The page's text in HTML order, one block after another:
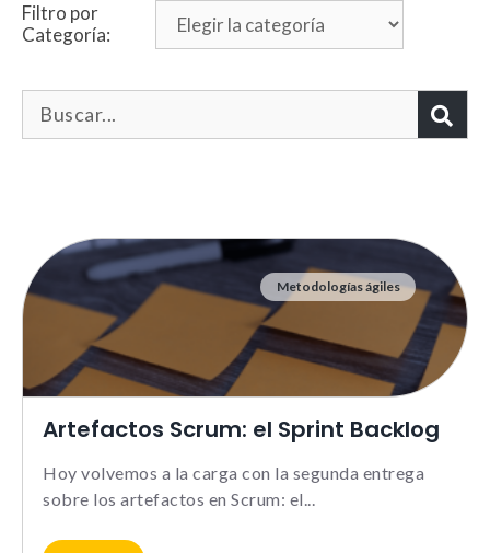
Filtro por
Categoría:
Metodologías ágiles
Artefactos Scrum: el Sprint Backlog
Hoy volvemos a la carga con la segunda entrega
sobre los artefactos en Scrum: el
Necesarias
Estas cookies no son
necesarias para que
correctamente.
_ga |
Le informamos de que puede